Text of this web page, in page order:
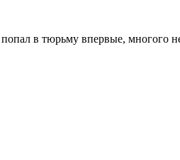
в тюрьму впервые, многого не